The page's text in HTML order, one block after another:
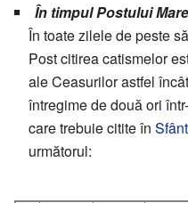
În timpul Postului Mare
În toate zilele de peste
Post citirea catismelor
ale Ceasurilor astfel
întregime de două ori
care trebuie citite în
următorul: